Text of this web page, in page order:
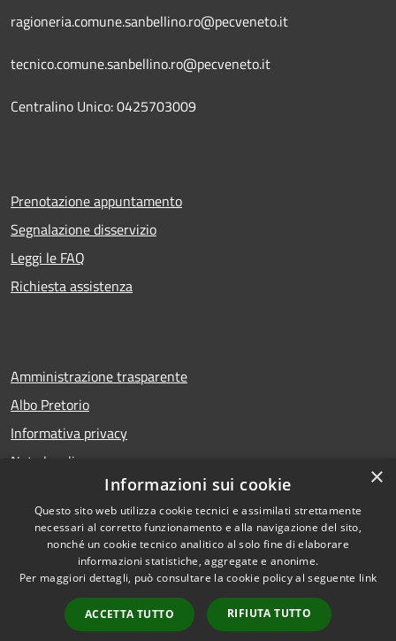
ragioneria.comune.sanbellino.ro@pecveneto.it
tecnico.comune.sanbellino.ro@pecveneto.it
Centralino Unico: 0425703009
Prenotazione appuntamento
Segnalazione disservizio
Leggi le FAQ
Richiesta assistenza
Amministrazione trasparente
Albo Pretorio
Informativa privacy
Note legali
Dichiarazione di accessibilità
RSS
Accessibilità
Copyright © 2026 • Comune di
Municipium•
Accesso
redazione
×
Informazioni sui cookie
Questo sito web utilizza cookie tecnici e assimilati strettamente
necessari al corretto funzionamento e alla navigazione del sito,
nonché un cookie tecnico analitico al solo fine di elaborare
informazioni statistiche, aggregate e anonime.
Per maggiori dettagli, può consultare la cookie policy al seguente link
ACCETTA TUTTO RIFIUTA TUTTO